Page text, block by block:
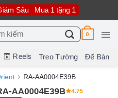
Sâu Mua 1 tặng 1
0
Reels Treo Tường Để Bàn
RA-AA0004E39B
AA0004E39B 4.75